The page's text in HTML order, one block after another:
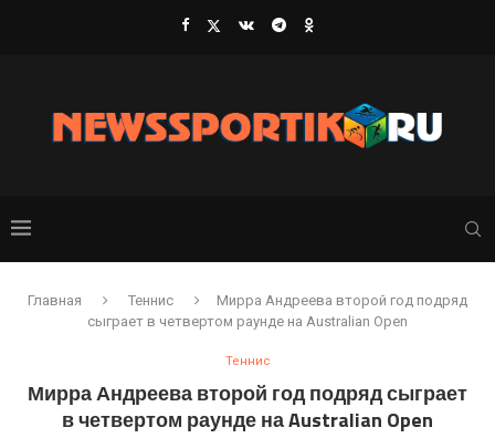
Главная Теннис
Мирра Андреева второй год подряд
сыграет в четвертом раунде на Australian Open
Теннис
Мирра Андреева второй год подряд сыграет
в четвертом раунде на Australian Open